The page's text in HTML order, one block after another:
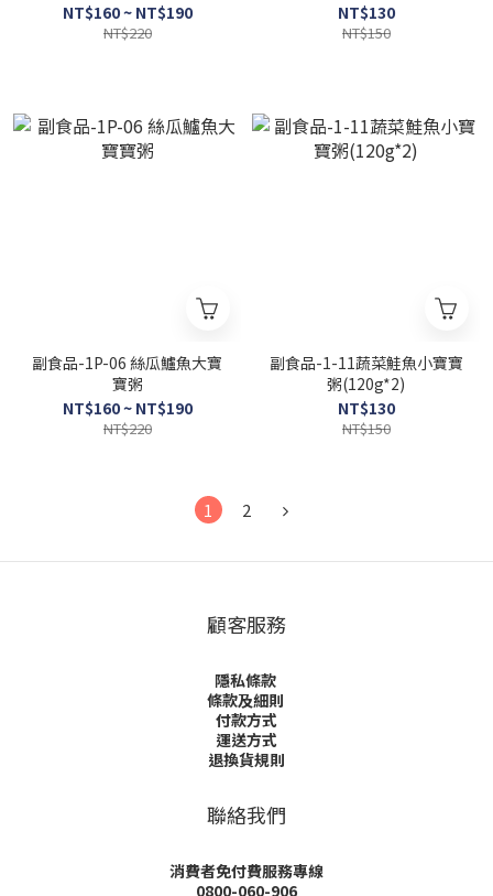
NT$160 ~ NT$190
NT$220
NT$130
NT$150
副食品-1P-06 絲瓜鱸魚大寶
寶粥
NT$160 ~ NT$190
NT$220
副食品-1-11蔬菜鮭魚小寶寶
粥(120g*2)
NT$130
NT$150
1 2
顧客服務
隱私條款
條款及細則
付款方式
運送方式
退換貨規則
聯絡我們
消費者免付費服務專線
0800-060-906